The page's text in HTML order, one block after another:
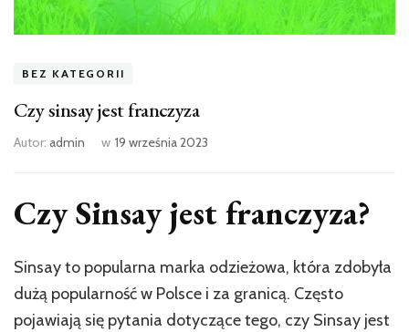
BEZ KATEGORII
Czy sinsay jest franczyza
Autor: admin w 19 września 2023
Czy Sinsay jest franczyza?
Sinsay to popularna marka odzieżowa, która zdobyła
dużą popularność w Polsce i za granicą. Często
pojawiają się pytania dotyczące tego, czy Sinsay jest